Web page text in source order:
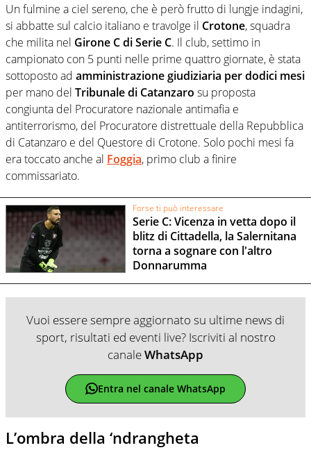
Un fulmine a ciel sereno, che è però frutto di lungje indagini,
si abbatte sul calcio italiano e travolge il Crotone, squadra
che milita nel Girone C di Serie C. Il club, settimo in
campionato con 5 punti nelle prime quattro giornate, è stata
sottoposto ad amministrazione giudiziaria per dodici mesi
per mano del Tribunale di Catanzaro su proposta
congiunta del Procuratore nazionale antimafia e
antiterrorismo, del Procuratore distrettuale della Repubblica
di Catanzaro e del Questore di Crotone. Solo pochi mesi fa
era toccato anche al Foggia, primo club a finire
commissariato.
Forse ti può interessare
Serie C: Vicenza in vetta dopo il
blitz di Cittadella, la Salernitana
torna a sognare con l'altro
Donnarumma
Vuoi essere sempre aggiornato su ultime news di
sport, risultati ed eventi live? Iscriviti al nostro
canaleWhatsApp
Entra nel canale WhatsApp
L’ombra della ‘ndrangheta